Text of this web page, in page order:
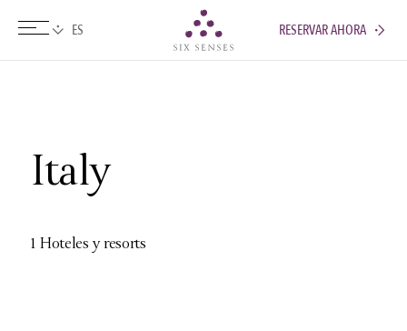
Six sensesRESERVAR AHORA
Italy
1 Hoteles y resorts